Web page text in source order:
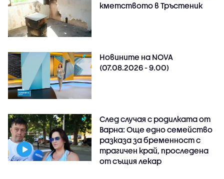
кметството в Тръстеник
Новините на NOVA
(07.08.2026 - 9.00)
След случая с родилката от
Варна: Още едно семейство
разказа за бременност с
трагичен край, проследена
от същия лекар